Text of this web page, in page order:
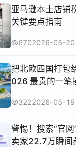
亚马逊本土店铺
关键要点指南
6702026-05-20
把北欧四国打包
026 最贵的一笔
3222026-05-19
警惕！搜索“官
卖家22.7万瞬间